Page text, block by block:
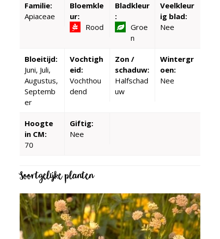
Familie:
Apiaceae
Bloemkle
ur:
Rood
Bladkleur
:
Groe
n
Veelkleur
ig blad:
Nee
Bloeitijd:
Juni, Juli,
Augustus,
Septemb
er
Vochtigh
eid:
Vochthou
dend
Zon /
schaduw:
Halfschad
uw
Wintergr
oen:
Nee
Hoogte
in CM:
70
Giftig:
Nee
Soortgelijke planten